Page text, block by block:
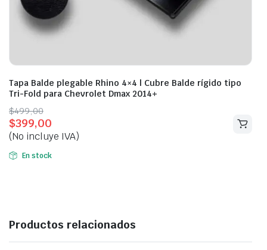
Tapa Balde plegable Rhino 4×4 | Cubre Balde rígido tipo
Tri-Fold para Chevrolet Dmax 2014+
$499,00
Original
price
was:
$499,00.
$399,00
Current
price
is:
$399,00.
(No incluye IVA)
En stock
Productos relacionados